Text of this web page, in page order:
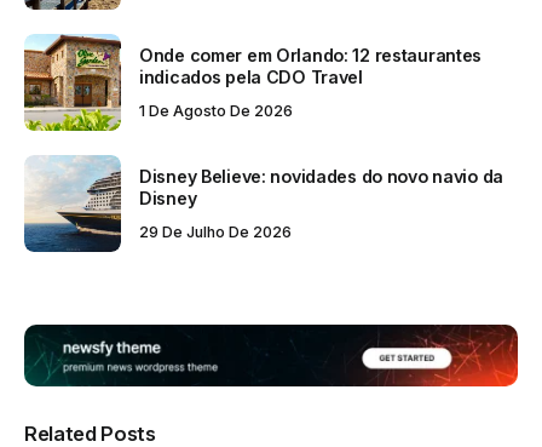
Onde comer em Orlando: 12 restaurantes
indicados pela CDO Travel
1 De Agosto De 2026
Disney Believe: novidades do novo navio da
Disney
29 De Julho De 2026
Related Posts